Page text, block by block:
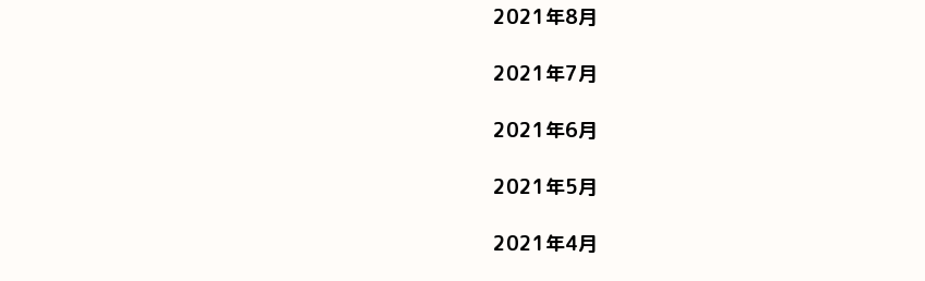
2021年8月
2021年7月
2021年6月
2021年5月
2021年4月